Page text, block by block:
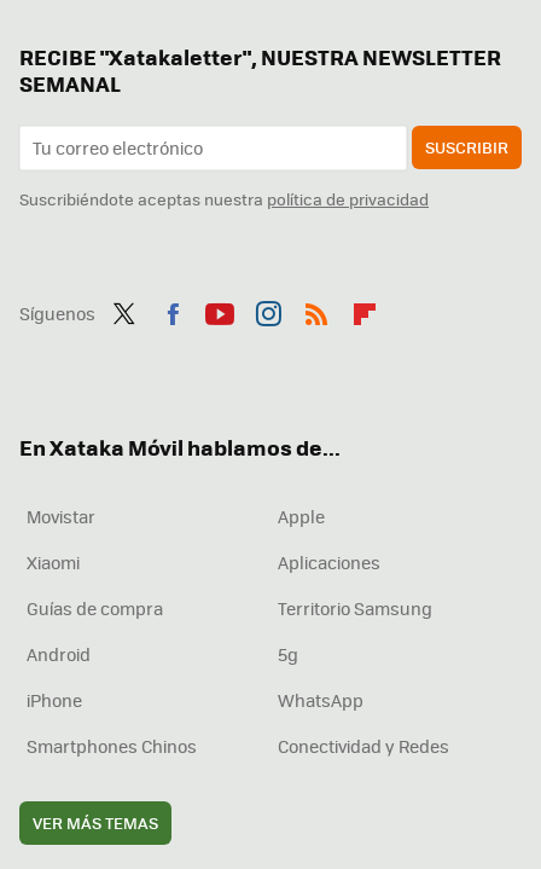
RECIBE "Xatakaletter", NUESTRA NEWSLETTER
SEMANAL
SUSCRIBIR
Suscribiéndote aceptas nuestra política de privacidad
Síguenos
En Xataka Móvil hablamos de...
Movistar
Apple
Xiaomi
Aplicaciones
Guías de compra
Territorio Samsung
Android
5g
iPhone
WhatsApp
Smartphones Chinos
Conectividad y Redes
VER MÁS TEMAS